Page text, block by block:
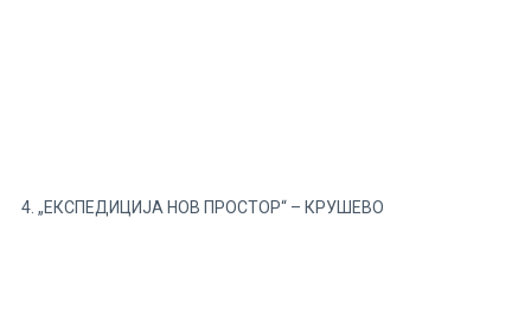
4. „ЕКСПЕДИЦИЈА НОВ ПРОСТОР“ – КРУШЕВО